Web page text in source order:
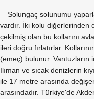
Solungaç solunumu
vardır. İki kolu diğerlerinden
çekilmiş olan bu kollarını
ileri doğru fırlatırlar.
(emeç) bulunur. Vantuzların
Ilıman ve sıcak denizlerin
ile 17 metre arasında
arasındadır. Türkiye'de